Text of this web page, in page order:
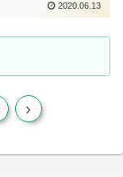
2020.06.13